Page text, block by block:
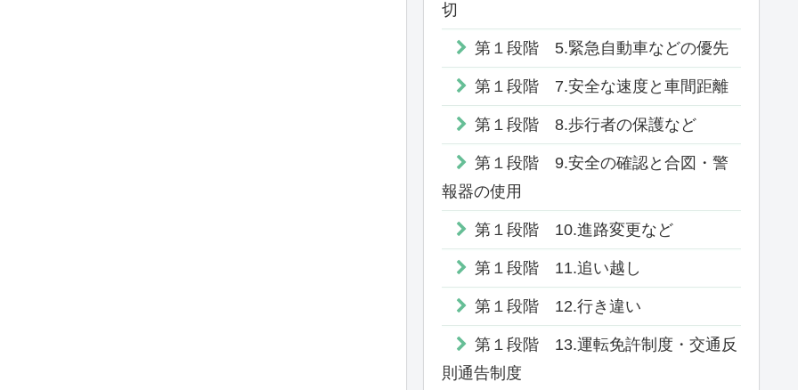
切
第１段階 5.緊急自動車などの優先
第１段階 7.安全な速度と車間距離
第１段階 8.歩行者の保護など
第１段階 9.安全の確認と合図・警
報器の使用
第１段階 10.進路変更など
第１段階 11.追い越し
第１段階 12.行き違い
第１段階 13.運転免許制度・交通反
則通告制度